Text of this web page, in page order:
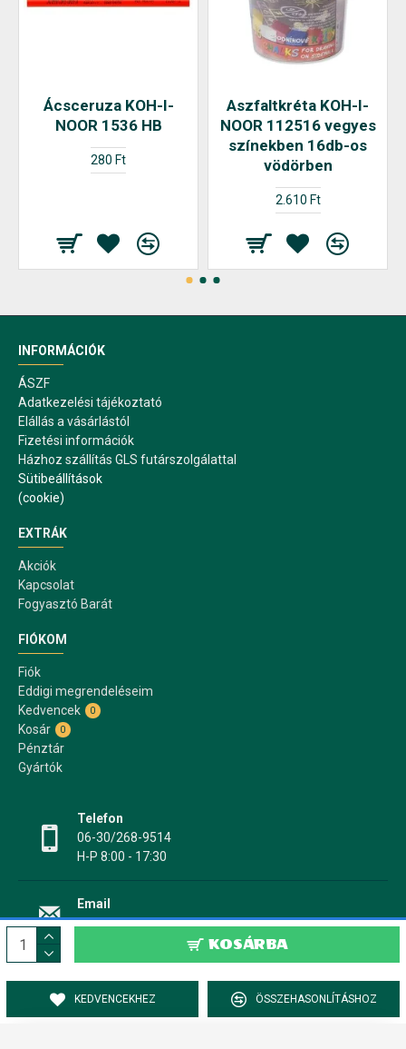
KOSÁRBA
KEDVENCEKHEZ ÖSSZEHASONLÍTÁSHOZ
Ácsceruza KOH-I-
NOOR 1536 HB
280 Ft
Aszfaltkréta KOH-I-
NOOR 112516 vegyes
színekben 16db-os
vödörben
2.610 Ft
INFORMÁCIÓK
ÁSZF
Adatkezelési tájékoztató
Elállás a vásárlástól
Fizetési információk
Házhoz szállítás GLS futárszolgálattal
Sütibeállítások
(cookie)
EXTRÁK
Akciók
Kapcsolat
Fogyasztó Barát
FIÓKOM
Fiók
Eddigi megrendeléseim
Kedvencek
0
Kosár 0
Pénztár
Gyártók
Telefon
06-30/268-9514
H-P 8:00 - 17:30
Email
info@papir17.hu
PAPÍR17.HU Papír-, írószer webáruház © 2022-2025 - Minden jog fenntartva!